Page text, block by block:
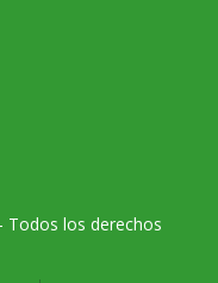
Todos los derechos